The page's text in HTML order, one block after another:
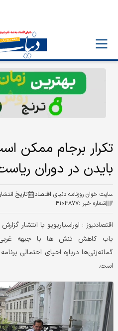
تکرار برجام ممکن
بایدن در دوران
سایت خوان روزنامه دنیای اقتصاد تاریخ
شماره خبر :۴۱۰۳۸۷۷
اقتصادنیوز : اوراسیاریویو با انتشار
باب کاهش تنش ‌ها با جبهه
گمانه‌زنی‌‌ها درباره احیای احتمالی
است.‌